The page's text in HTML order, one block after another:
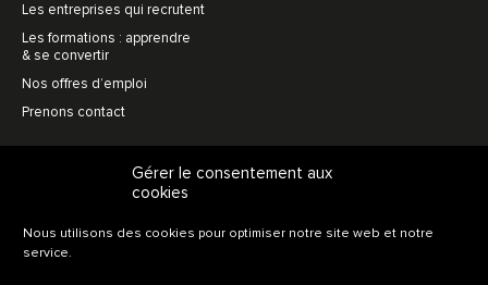
Gérer le consentement aux
cookies
Nous utilisons des cookies pour optimiser notre site web et notre
service.
Les entreprises qui recrutent
Les formations : apprendre
& se convertir
Nos offres d’emploi
Prenons contact
L’association, en bref
L’innovation collective